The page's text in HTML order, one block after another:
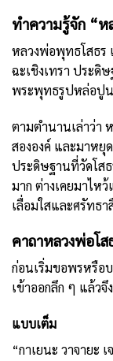
ทำความรู้จัก “ห
หลวงพ่อพุทธโสธร
ฉะเชิงเทรา ประดิ
พระพุทธรูปหล่อปูน
ตามตำนานเล่าว่า
สององค์ และมาห
ประดิษฐานที่วัดโส
มาก ต่างเคยมาไห
เลื่อมใสและศรัทธ
คาถาหลวงพ่อโส
ก่อนเริ่มขอพรหรือ
เข้าออกลึก ๆ แล้วจึ
แบบเต็ม
“กาเยนะ วาจายะ